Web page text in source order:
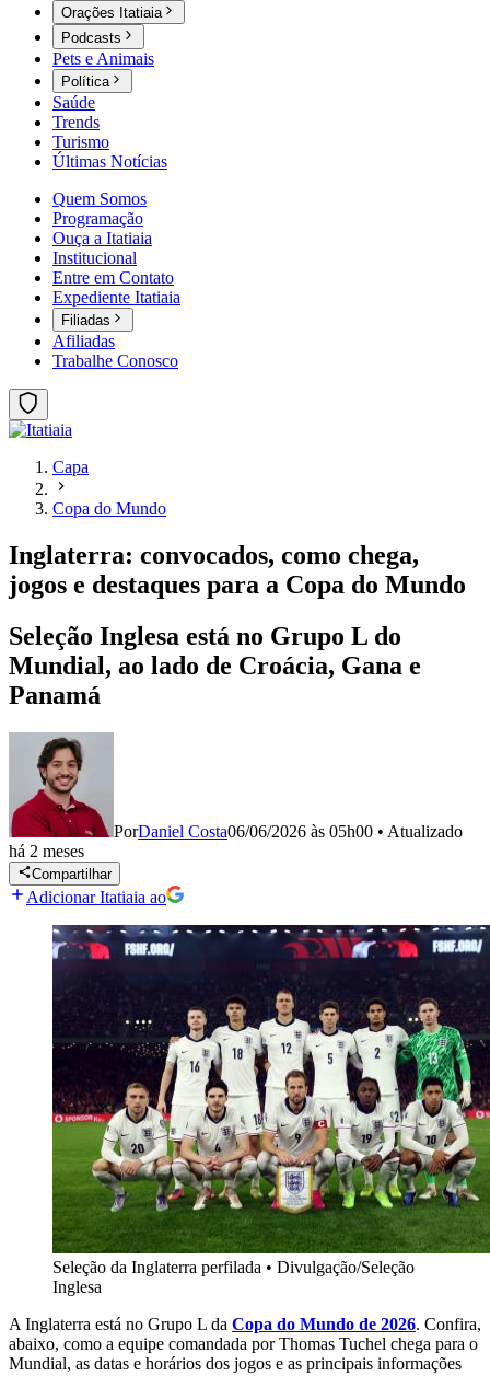
Orações Itatiaia
Podcasts
Pets e Animais
Política
Saúde
Trends
Turismo
Últimas Notícias
Quem Somos
Programação
Ouça a Itatiaia
Institucional
Entre em Contato
Expediente Itatiaia
Filiadas
Afiliadas
Trabalhe Conosco
Capa
Copa do Mundo
Inglaterra: convocados, como chega,
jogos e destaques para a Copa do Mundo
Seleção Inglesa está no Grupo L do
Mundial, ao lado de Croácia, Gana e
Panamá
PorDaniel Costa06/06/2026 às 05h00 • Atualizado
há 2 meses
Compartilhar
Adicionar Itatiaia ao
Seleção da Inglaterra perfilada • Divulgação/Seleção
Inglesa
A Inglaterra está no Grupo L da Copa do Mundo de 2026. Confira,
abaixo, como a equipe comandada por Thomas Tuchel chega para o
Mundial, as datas e horários dos jogos e as principais informações